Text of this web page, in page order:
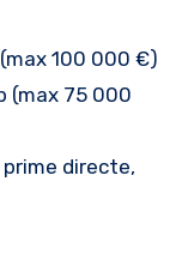
100 000 €)
(max 75 000
prime directe,